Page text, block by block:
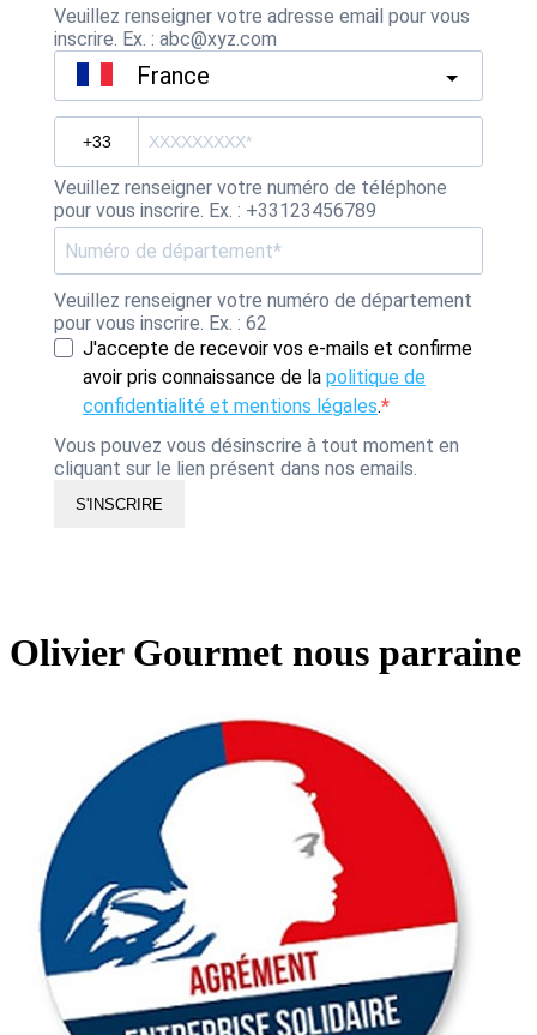
Veuillez renseigner votre adresse email pour vous
inscrire. Ex. : abc@xyz.com
France
Veuillez renseigner votre numéro de téléphone
pour vous inscrire. Ex. : +33123456789
Veuillez renseigner votre numéro de département
pour vous inscrire. Ex. : 62
J'accepte de recevoir vos e-mails et confirme
avoir pris connaissance de la politique de
confidentialité et mentions légales.
Vous pouvez vous désinscrire à tout moment en
cliquant sur le lien présent dans nos emails.
S'INSCRIRE
Olivier Gourmet nous parraine